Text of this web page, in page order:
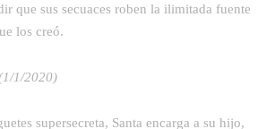
que sus secuaces roben la ilimitada fuente
los creó.
1/2020)
supersecreta, Santa encarga a su hijo,